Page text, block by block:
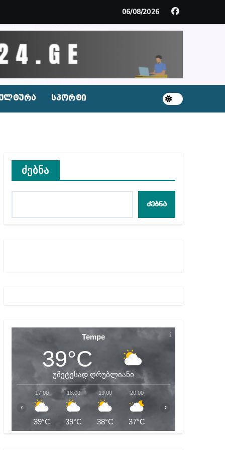
ცხენის ხორცი შეჰქონდათ
შეტევაზე ჩვენი ეროვნული იდენტობის
რეკომენდაციები
შედეგებამდე მივიდეთ – ირმა ინაშვილი
საკანში მოთავსება, საერთაშორისო
06/08/2026
სპორტი
ძებნა
ძებნა
Tempe
39°C
უმეტესად ღრუბლიანი
17:00
39°C
18:00
39°C
19:00
38°C
20:00
37°C
‹ ›